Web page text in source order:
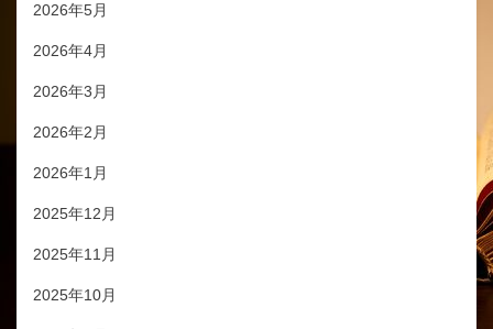
2026年5月
2026年4月
2026年3月
2026年2月
2026年1月
2025年12月
2025年11月
2025年10月